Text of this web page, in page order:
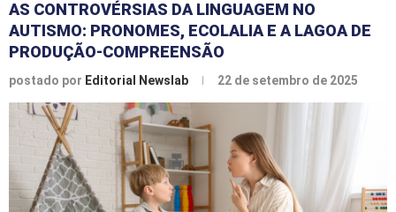
AS CONTROVÉRSIAS DA LINGUAGEM NO
AUTISMO: PRONOMES, ECOLALIA E A LAGOA DE
PRODUÇÃO-COMPREENSÃO
postado por Editorial Newslab 22 de setembro de 2025